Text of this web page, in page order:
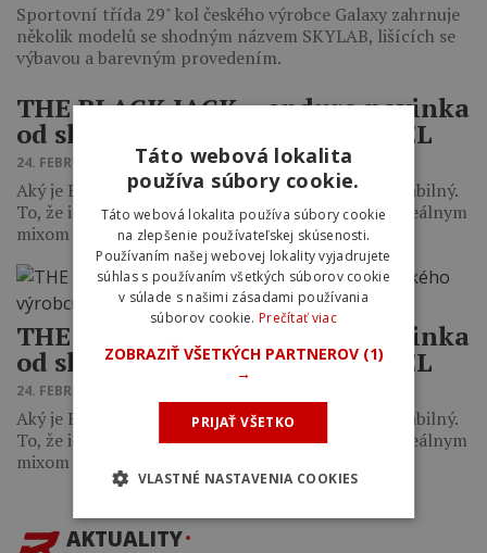
Sportovní třída 29" kol českého výrobce Galaxy zahrnuje
několik modelů se shodným názvem SKYLAB, lišících se
výbavou a barevným provedením.
THE BLACK JACK – enduro novinka
od slovenského výrobcu KENZEL
24. FEBRUÁRA 2016 10:29
Aký je Black Jack za jazdy? Komfortný, lineárny, stabilný.
To, že ide o skvelo navrhnuté endurko vybavené ideálnym
mixom top…
THE BLACK JACK – enduro novinka
od slovenského výrobcu KENZEL
24. FEBRUÁRA 2016 10:20
Aký je Black Jack za jazdy? Komfortný, lineárny, stabilný.
To, že ide o skvelo navrhnuté endurko vybavené ideálnym
mixom top…
AKTUALITY
Táto webová lokalita
používa súbory cookie.
Táto webová lokalita používa súbory cookie
na zlepšenie používateľskej skúsenosti.
Používaním našej webovej lokality vyjadrujete
súhlas s používaním všetkých súborov cookie
v súlade s našimi zásadami používania
súborov cookie. Prečítať viac
ZOBRAZIŤ VŠETKÝCH PARTNEROV (1)
→
PRIJAŤ VŠETKO
VLASTNÉ NASTAVENIA COOKIES